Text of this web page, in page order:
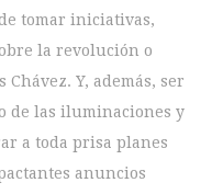
tomar iniciativas,
la revolución o
Y, además, ser
de las iluminaciones y
a toda prisa planes
anuncios